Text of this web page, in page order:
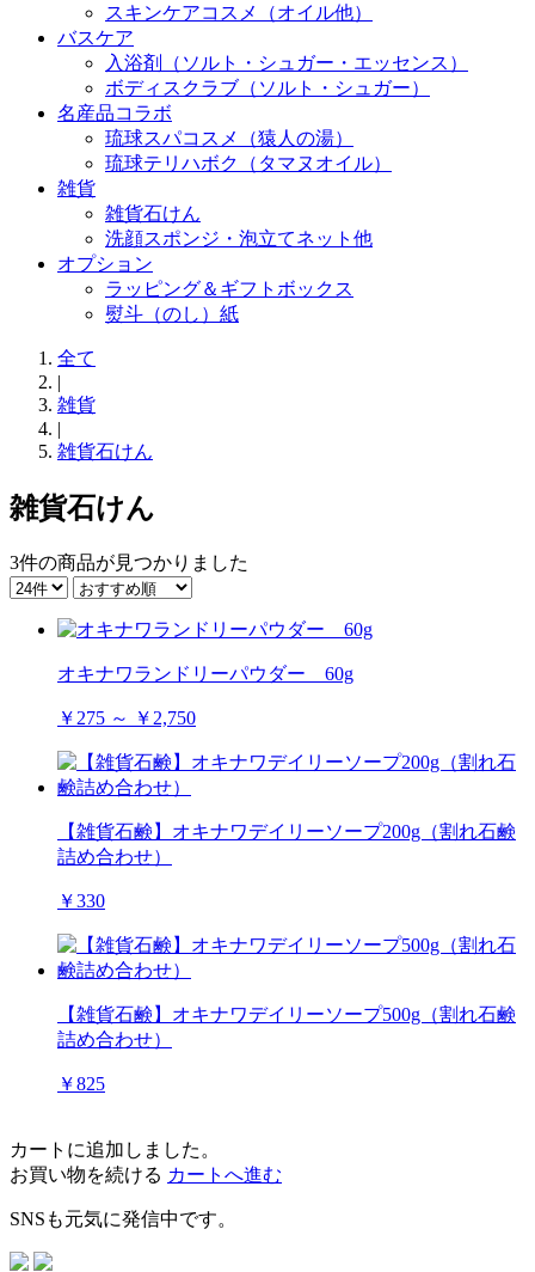
スキンケアコスメ（オイル他）
バスケア
入浴剤（ソルト・シュガー・エッセンス）
ボディスクラブ（ソルト・シュガー）
名産品コラボ
琉球スパコスメ（猿人の湯）
琉球テリハボク（タマヌオイル）
雑貨
雑貨石けん
洗顔スポンジ・泡立てネット他
オプション
ラッピング＆ギフトボックス
熨斗（のし）紙
全て
|
雑貨
|
雑貨石けん
雑貨石けん
3件の商品が見つかりました
オキナワランドリーパウダー 60g
￥275 ～ ￥2,750
【雑貨石鹸】オキナワデイリーソープ200g（割れ石鹸
詰め合わせ）
￥330
【雑貨石鹸】オキナワデイリーソープ500g（割れ石鹸
詰め合わせ）
￥825
カートに追加しました。
お買い物を続ける カートへ進む
SNSも元気に発信中です。